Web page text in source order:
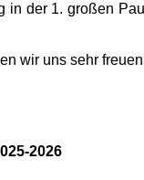
in der 1. großen
wir uns sehr
2026